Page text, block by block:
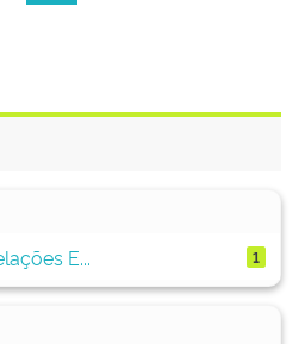
E...
1